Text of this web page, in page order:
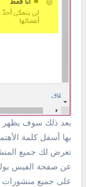
بعد ذلك سوف يظهر
بها أسفل كلمة
تعرض لك جميع
عن صفحة الفيس بوك
على جميع منشورات